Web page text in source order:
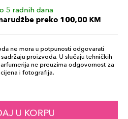
5 radnih dana
preko 100,00 KM
ne mora u potpunosti odgovarati
proizvoda. U slučaju tehničkih
ne preuzima odgovornost za
i fotografija.
U KORPU